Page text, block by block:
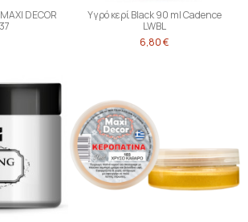
DECOR
Υγρό κερί Black 90 ml Cadence
LWBL
6,80 €